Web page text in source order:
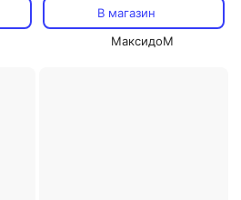
В магазин
МаксидоМ